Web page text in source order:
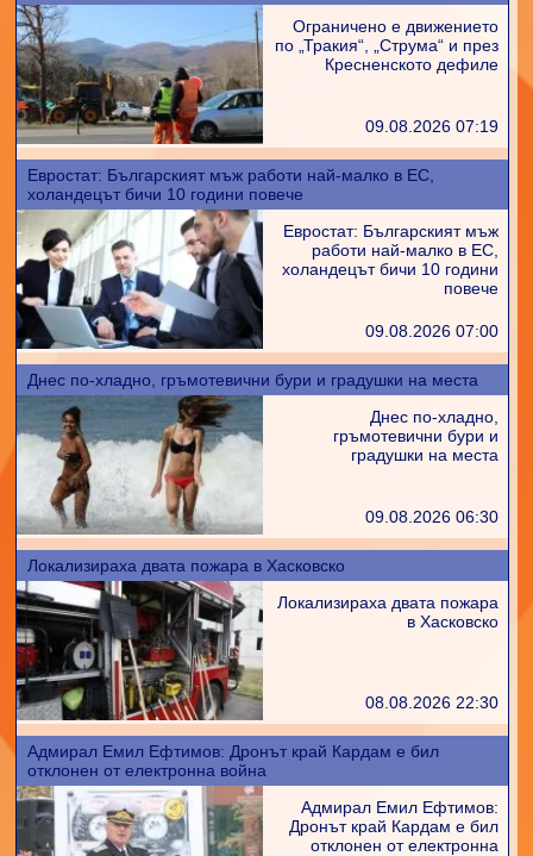
Ограничено е движението
по „Тракия“, „Струма“ и през
Кресненското дефиле
09.08.2026 07:19
Евростат: Българският мъж работи най-малко в ЕС,
холандецът бичи 10 години повече
Евростат: Българският мъж
работи най-малко в ЕС,
холандецът бичи 10 години
повече
09.08.2026 07:00
Днес по-хладно, гръмотевични бури и градушки на места
Днес по-хладно,
гръмотевични бури и
градушки на места
09.08.2026 06:30
Локализираха двата пожара в Хасковско
Локализираха двата пожара
в Хасковско
08.08.2026 22:30
Адмирал Емил Ефтимов: Дронът край Кардам е бил
отклонен от електронна война
Адмирал Емил Ефтимов:
Дронът край Кардам е бил
отклонен от електронна